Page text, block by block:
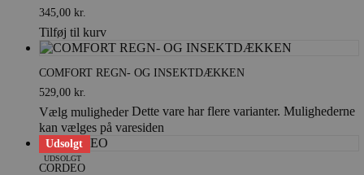
345,00 kr.
Tilføj til kurv
COMFORT REGN- OG INSEKTDÆKKEN
529,00 kr.
Vælg muligheder Dette vare har flere varianter. Mulighederne
kan vælges på varesiden
Udsolgt
UDSOLGT
CORDEO